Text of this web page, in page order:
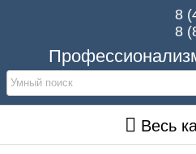
8
8
Весь